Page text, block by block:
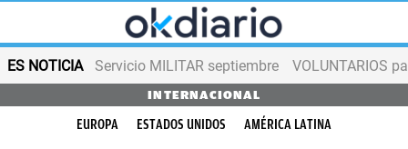
ES NOTICIA Servicio MILITAR septiembre VOLUNTARIOS
INTERNACIONAL
EUROPA ESTADOS UNIDOS AMÉRICA LATINA